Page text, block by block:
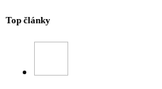
Top články